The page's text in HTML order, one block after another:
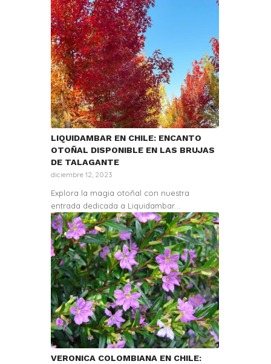
LIQUIDAMBAR EN CHILE: ENCANTO
OTOÑAL DISPONIBLE EN LAS BRUJAS
DE TALAGANTE
diciembre 12, 2023
Explora la magia otoñal con nuestra
entrada dedicada a Liquidambar…
VERONICA COLOMBIANA EN CHILE: